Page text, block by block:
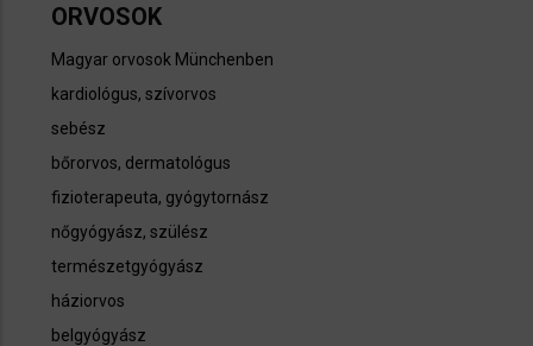
ORVOSOK
Magyar orvosok Münchenben
kardiológus, szívorvos
sebész
bőrorvos, dermatológus
fizioterapeuta, gyógytornász
nőgyógyász, szülész
természetgyógyász
háziorvos
belgyógyász